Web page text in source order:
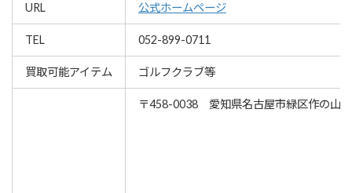
URL 公式ホームページ
TEL 052-899-0711
買取可能アイテム ゴルフクラブ等
〒458-0038 愛知県名古屋市緑区作の山